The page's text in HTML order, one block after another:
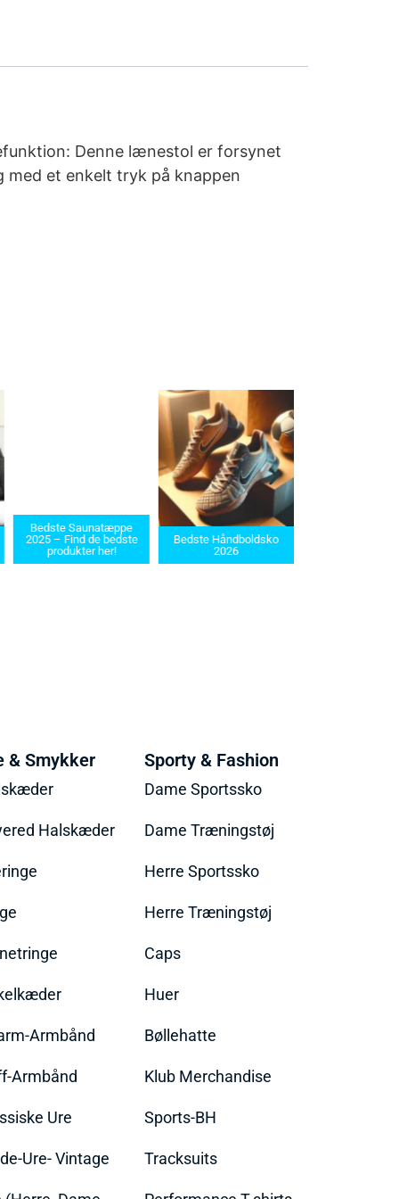
Denne lænestol er forsynet
et enkelt tryk på knappen
Bedste Saunatæppe
2025 – Find de bedste
produkter her!
Bedste Håndboldsko
2026
& Smykker
Halskæder
Armbånd
Armbånd
Ure
Ure- Vintage
Sporty & Fashion
Dame Sportssko
Dame Træningstøj
Herre Sportssko
Herre Træningstøj
Caps
Huer
Bøllehatte
Klub Merchandise
Sports-BH
Tracksuits